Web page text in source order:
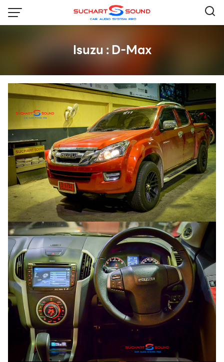
Skip
Isuzu : D-Max